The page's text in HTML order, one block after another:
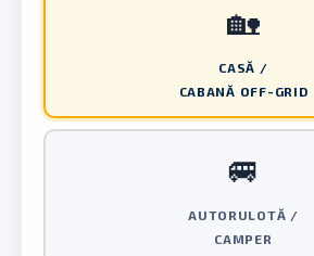
🏡
CASĂ /
CABANĂ OFF-GRID
🚐
AUTORULOTĂ /
CAMPER